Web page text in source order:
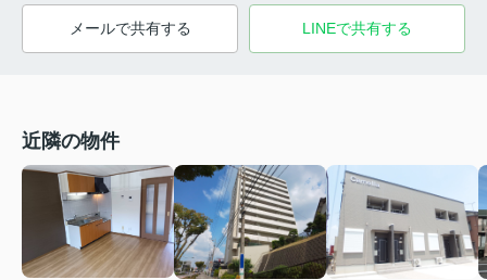
メールで共有する LINEで共有する
近隣の物件